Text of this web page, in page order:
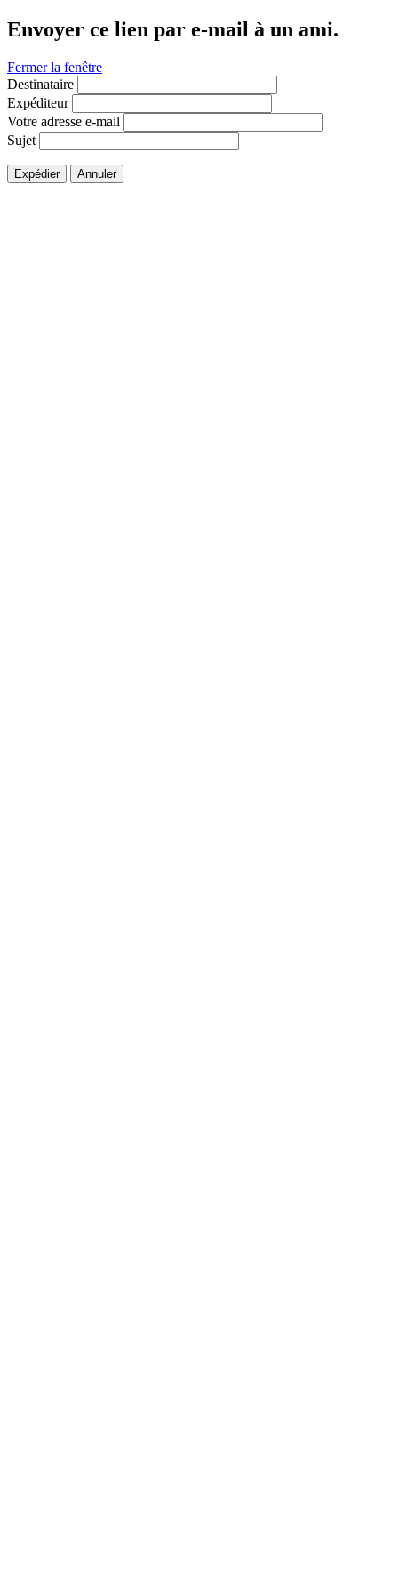
Envoyer ce lien par e-mail à un ami.
Fermer la fenêtre
Destinataire
Expéditeur
Votre adresse e-mail
Sujet
Expédier Annuler